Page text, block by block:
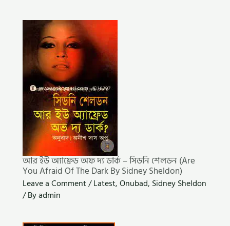
আর ইউ অ্যাফ্রেড অফ দ্য ডার্ক – সিডনি শেলডন (Are
You Afraid Of The Dark By Sidney Sheldon)
Leave a Comment/Latest,Onubad, Sidney Sheldon
/ Byadmin